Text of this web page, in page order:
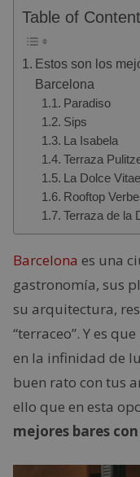
Table of
Estos son los
Barcelona
Paradiso
Sips
La Isabela
Terraza
La Dolce Vitae
Rooftop
Terraza de la
Barcelona es una
gastronomía, sus
su arquitectura,
“terraceo”. Y es
en la infinidad de
buen rato con tus
ello que en esta
mejores bares